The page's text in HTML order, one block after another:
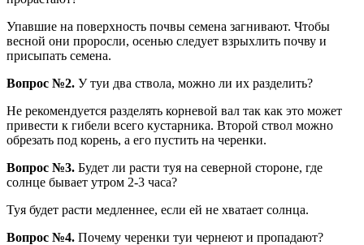
Упавшие на поверхность почвы семена загнивают. Чтобы
весной они проросли, осенью следует взрыхлить почву и
присыпать семена.
Вопрос №2. У туи два ствола, можно ли их разделить?
Не рекомендуется разделять корневой вал так как это может
привести к гибели всего кустарника. Второй ствол можно
обрезать под корень, а его пустить на черенки.
Вопрос №3. Будет ли расти туя на северной стороне, где
солнце бывает утром 2-3 часа?
Туя будет расти медленнее, если ей не хватает солнца.
Вопрос №4. Почему черенки туи чернеют и пропадают?